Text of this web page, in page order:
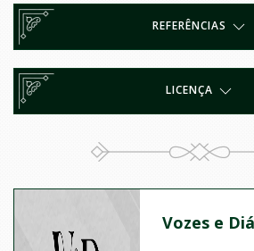
REFERÊNCIAS
LICENÇA
Vozes e